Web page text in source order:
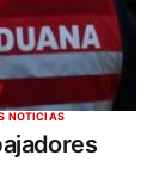
NOTICIAS